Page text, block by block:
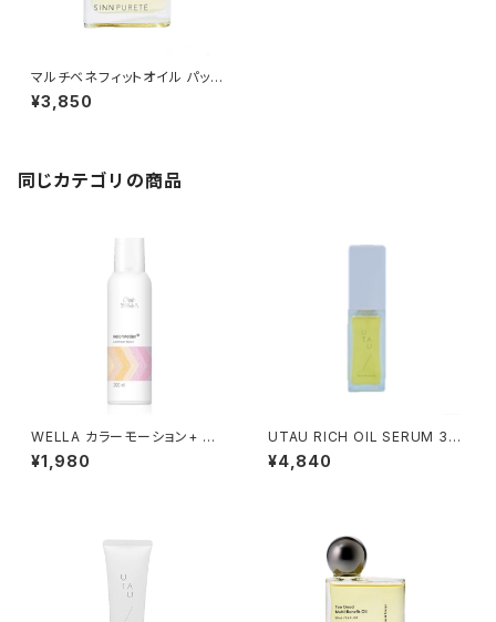
マルチベネフィットオイル パッシ
ョネートアウェイクニング
¥3,850
同じカテゴリの商品
WELLA カラーモーション+ ルミ
ナススプレー 200ml
¥1,980
UTAU RICH OIL SERUM 30
ml
¥4,840